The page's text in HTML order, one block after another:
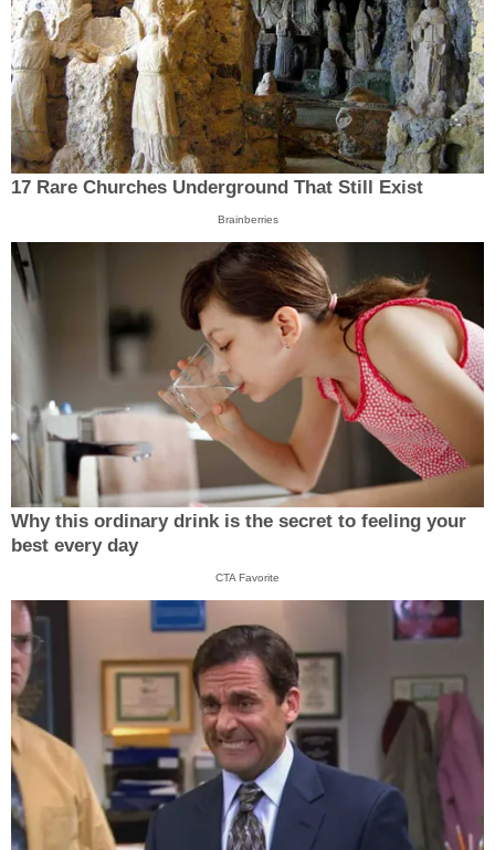
17 Rare Churches Underground That Still Exist
Brainberries
Why this ordinary drink is the secret to feeling your
best every day
CTA Favorite